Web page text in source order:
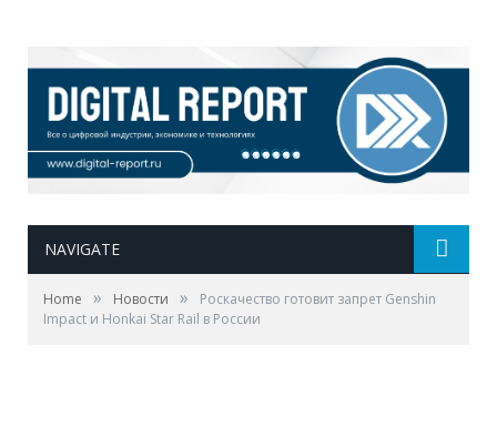
NAVIGATE
Home » Новости »
Роскачество готовит запрет Genshin
Impact и Honkai Star Rail в России